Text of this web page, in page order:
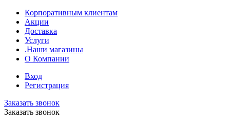
Корпоративным клиентам
Акции
Доставка
Услуги
.Наши магазины
О Компании
Вход
Регистрация
Заказать звонок
Заказать звонок